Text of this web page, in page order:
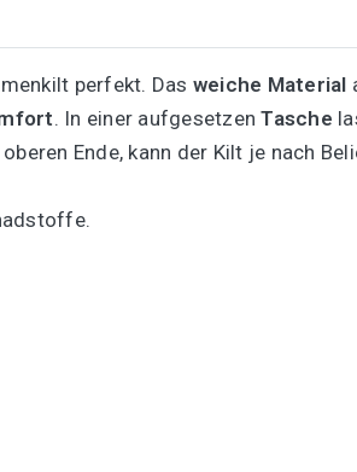
perfekt. Das weiche Material
. In einer aufgesetzenTasche
Ende, kann der Kilt je nach